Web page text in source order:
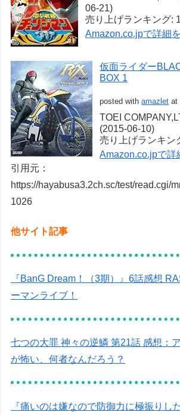
06-21)
売り上げランキング:
Amazon.co.jpで詳細
仮面ライダー
BOX 1
posted withamazlet at
TOEI
(2015-06-10)
売り上げランキン
Amazon.co.jpで詳
引用元：
https://hayabusa3.2ch.sc/test/read.cgi/
1026
他サイト記事
『BanG Dream！（3期）』6話感想
ーマンライブ！
七つの大罪 神々の逆鱗 第21話 感想：
が怖い、何者なんだろう？
『痛いのは嫌なので防御力に極振りし